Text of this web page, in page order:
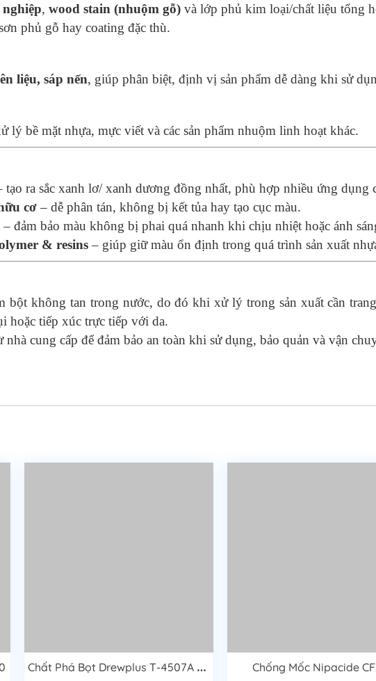
, wood stain (nhuộm gỗ) và lớp phủ kim loại/chất liệu tổng
phủ gỗ hay coating đặc thù.
liệu, sáp nến, giúp phân biệt, định vị sản phẩm dễ dàng khi sử
lý bề mặt nhựa, mực viết và các sản phẩm nhuộm linh hoạt khác.
tạo ra sắc xanh lơ/ xanh dương đồng nhất, phù hợp nhiều ứng dụng
cơ– dễ phân tán, không bị kết tủa hay tạo cục màu.
– đảm bảo màu không bị phai quá nhanh khi chịu nhiệt hoặc ánh
& resins– giúp giữ màu ổn định trong quá trình sản xuất
bột không tan trong nước, do đó khi xử lý trong sản xuất cần
hoặc tiếp xúc trực tiếp với da.
cung cấp để đảm bảo an toàn khi sử dụng, bảo quản và vận
C
hất Phá Bọt Drewplus T-4507A Cao Cấp Chống Mốc Nipacide